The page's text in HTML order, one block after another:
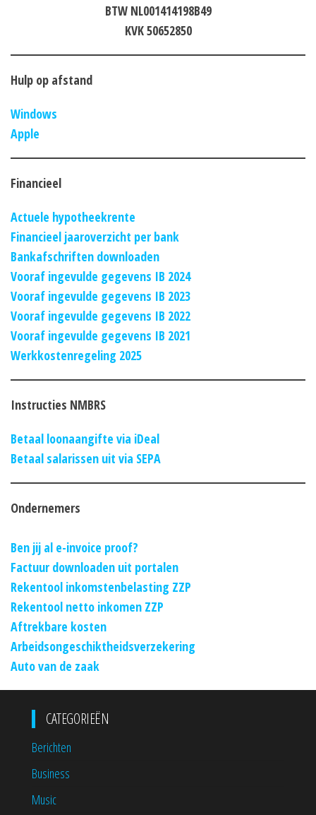
BTW NL001414198B49
KVK 50652850
Hulp op afstand
Windows
Apple
Financieel
Actuele hypotheekrente
Financieel jaaroverzicht per bank
Bankafschriften downloaden
Vooraf ingevulde gegevens IB 2024
Vooraf ingevulde gegevens IB 2023
Vooraf ingevulde gegevens IB 2022
Vooraf ingevulde gegevens IB 2021
Werkkostenregeling 2025
Instructies NMBRS
Betaal loonaangifte via iDeal
Betaal salarissen uit via SEPA
Ondernemers
Ben jij al e-invoice proof?
Factuur downloaden uit portalen
Rekentool inkomstenbelasting ZZP
Rekentool netto inkomen ZZP
Aftrekbare kosten
Arbeidsongeschiktheidsverzekering
Auto van de zaak
CATEGORIEËN
Berichten
Business
Music